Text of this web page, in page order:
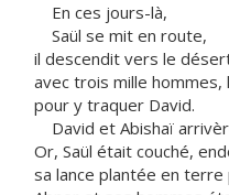
En ces jours-là,
Saül se mit en route,
il descendit vers le
avec trois mille hommes,
pour y traquer David.
David et Abishaï
Or, Saül était couché,
sa lance plantée en